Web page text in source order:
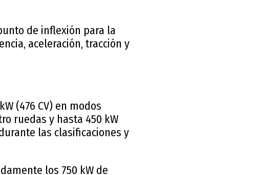
de inflexión para la
aceleración, tracción y
(476 CV) en modos
ruedas y hasta 450 kW
las clasificaciones y
los 750 kW de